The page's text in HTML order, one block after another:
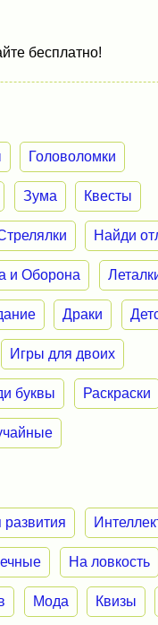
бесплатно!
Головоломки
Зума Квесты
Найди
и Оборона
Драки
Игры для двоих
буквы Раскраски
развития
На ловкость
Мода Квизы